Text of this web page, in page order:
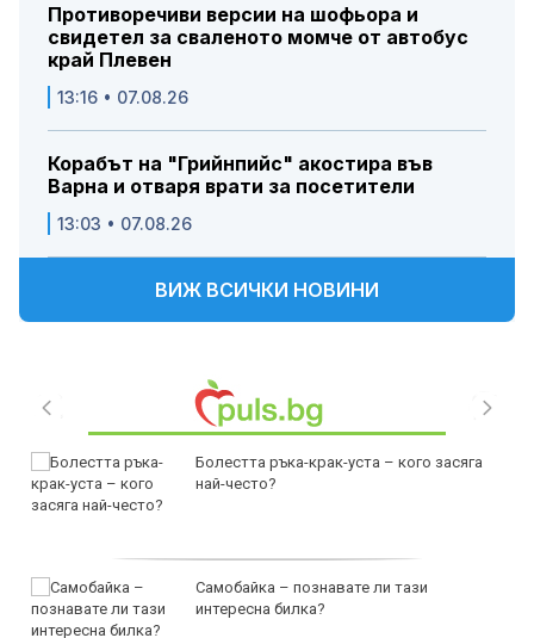
Противоречиви версии на шофьора и
свидетел за сваленото момче от автобус
край Плевен
13:16 • 07.08.26
Корабът на "Грийнпийс" акостира във
Варна и отваря врати за посетители
13:03 • 07.08.26
ВИЖ ВСИЧКИ НОВИНИ
Болестта ръка-крак-уста – кого засяга
най-често?
Самобайка – познавате ли тази
интересна билка?